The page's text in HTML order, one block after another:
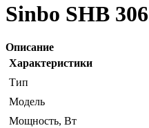
Sinbo SHB
Описание
Характеристики
Тип
Модель
Мощность, Вт